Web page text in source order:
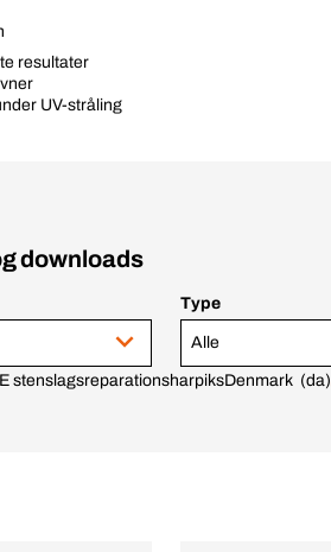
resultater
UV-stråling
downloads
Type
Alle
stenslagsreparationsharpiksDenmark (da)